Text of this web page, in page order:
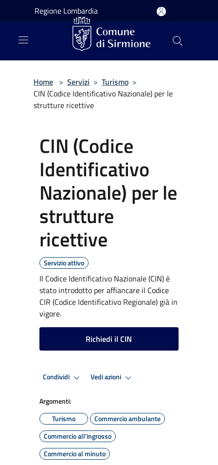
Salta al contenuto principale
Regione Lombardia
Home > Servizi > Turismo >
CIN (Codice Identificativo Nazionale) per le
strutture ricettive
CIN (Codice
Identificativo
Nazionale) per le
strutture
ricettive
Servizio attivo
Il Codice Identificativo Nazionale (CIN) è
stato introdotto per affiancare il Codice
CIR (Codice Identificativo Regionale) già in
vigore.
Richiedi il CIN
Condividi Vedi azioni
Argomenti:
Turismo
Commercio ambulante
Commercio all'ingrosso
Commercio al minuto